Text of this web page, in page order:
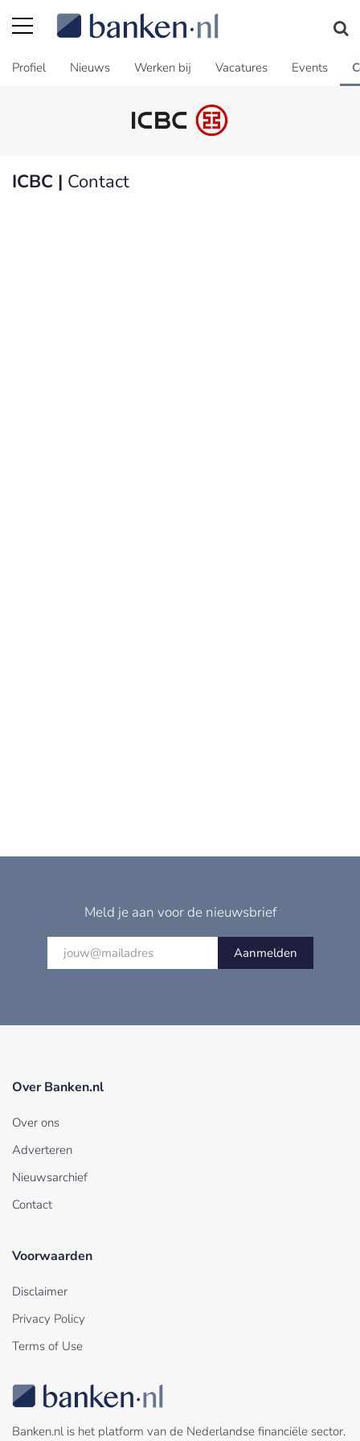
Profiel Nieuws Werken bij Vacatures Events
ICBC | Contact
Meld je aan voor de nieuwsbrief
Aanmelden
Over Banken.nl
Over ons
Adverteren
Nieuwsarchief
Contact
Voorwaarden
Disclaimer
Privacy Policy
Terms of Use
Banken.nl is het platform van de Nederlandse financiële sector.